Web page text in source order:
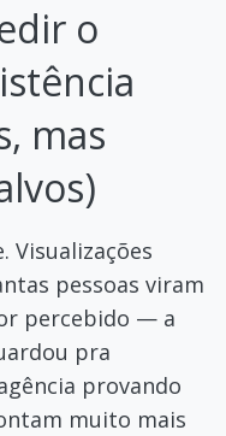
o
mas
Visualizações
pessoas viram
percebido — a
pra
provando
muito mais